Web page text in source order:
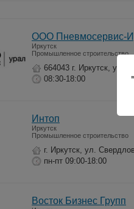
ООО Пневмосервис-
Иркутск
Промышленное строительство
664043 г. Иркутск, ул.
08:30-18:00
Интоп
Иркутск
Промышленное строительство
г. Иркутск, ул.
пн-пт 09:00-18:00
Восток Бизнес Групп